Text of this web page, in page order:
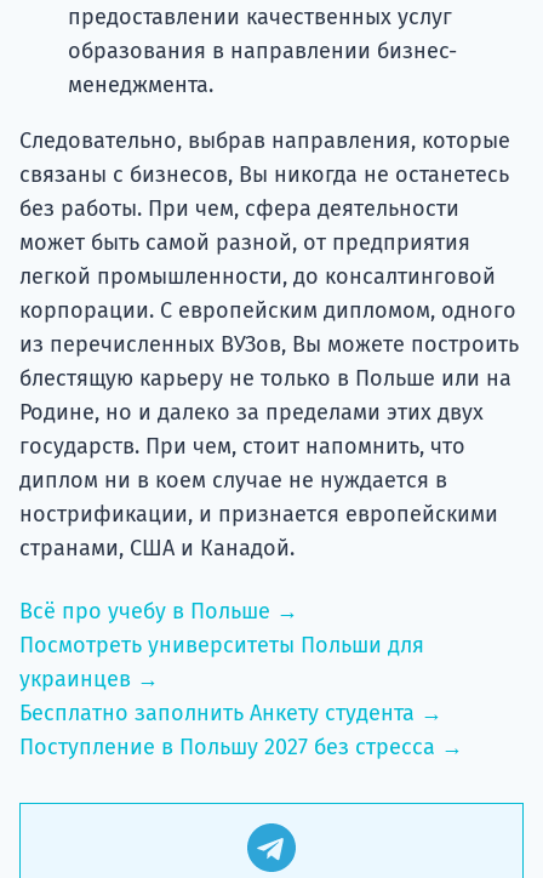
предоставлении качественных услуг
образования в направлении бизнес-
менеджмента.
Следовательно, выбрав направления, которые
связаны с бизнесов, Вы никогда не останетесь
без работы. При чем, сфера деятельности
может быть самой разной, от предприятия
легкой промышленности, до консалтинговой
корпорации. С европейским дипломом, одного
из перечисленных ВУЗов, Вы можете построить
блестящую карьеру не только в Польше или на
Родине, но и далеко за пределами этих двух
государств. При чем, стоит напомнить, что
диплом ни в коем случае не нуждается в
нострификации, и признается европейскими
странами, США и Канадой.
Всё про учебу в Польше →
Посмотреть университеты Польши для
украинцев →
Бесплатно заполнить Анкету студента →
Поступление в Польшу 2027 без стресса →